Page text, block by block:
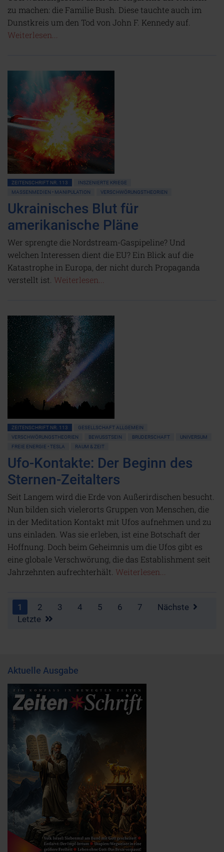
zu machen: die Familie Bush. Diese tauchte auch im
Dunstkreis um den Tod von John F. Kennedy auf.
Weiterlesen...
ZEITENSCHRIFT NR. 113
INSZENIERTE KRIEGE
MASSENMEDIEN • MANIPULATION
VERSCHWÖRUNGSTHEORIEN
Ukrainisches Blut für
amerikanische Pläne
Wer sprengte die Nordstream-Gaspipeline? Und
welchen Interessen dient die EU? Ein Blick auf die
Katastrophe in Europa, der nicht durch Propaganda
verstellt ist. Weiterlesen...
ZEITENSCHRIFT NR. 113
GESELLSCHAFT ALLGEMEIN
VERSCHWÖRUNGSTHEORIEN
BEWUSSTSEIN BRUDERSCHAFT
UNIVERSUM
FREIE ENERGIE • TESLA
RAUM & ZEIT
Ufo-Kontakte: Der Beginn des
Sternen-Zeitalters
Seit Langem wird die Erde von Außerirdischen besucht.
Nun bilden sich vielerorts Gruppen von Menschen, die
in der Meditation Kontakt mit Ufos aufnehmen und zu
uns einladen. Was sie erleben, ist eine Botschaft der
Hoffnung. Doch beim Geheimnis um die Ufos gibt es
eine globale Verschwörung, die das Establishment seit
Jahrzehnten aufrechterhält. Weiterlesen...
1 2 3 4 5 6 7
Nächste
Letzte
Aktuelle Ausgabe